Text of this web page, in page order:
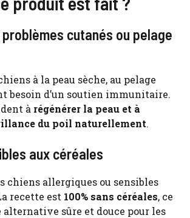
cutanés ou pelage
à la peau sèche, au pelage
besoin d’un soutien immunitaire.
à régénérer la peau et à
du poil naturellement.
aux céréales
chiens allergiques ou sensibles
recette est 100% sans céréales, ce
sûre et douce pour les